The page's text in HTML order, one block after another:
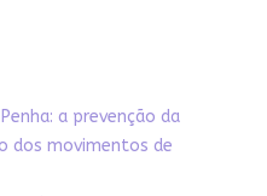
a prevenção da
dos movimentos de